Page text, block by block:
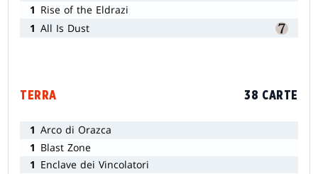
1 Rise of the Eldrazi
1 All Is Dust
TERRA 38 CARTE
1 Arco di Orazca
1 Blast Zone
1 Enclave dei Vincolatori